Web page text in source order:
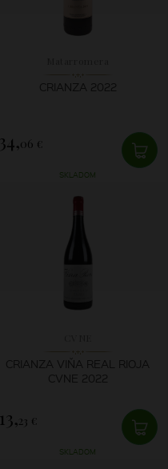
CRIANZA 2022
34,06 €
SKLADOM
CRIANZA VIŇA REAL RIOJA
CVNE 2022
13,23 €
SKLADOM